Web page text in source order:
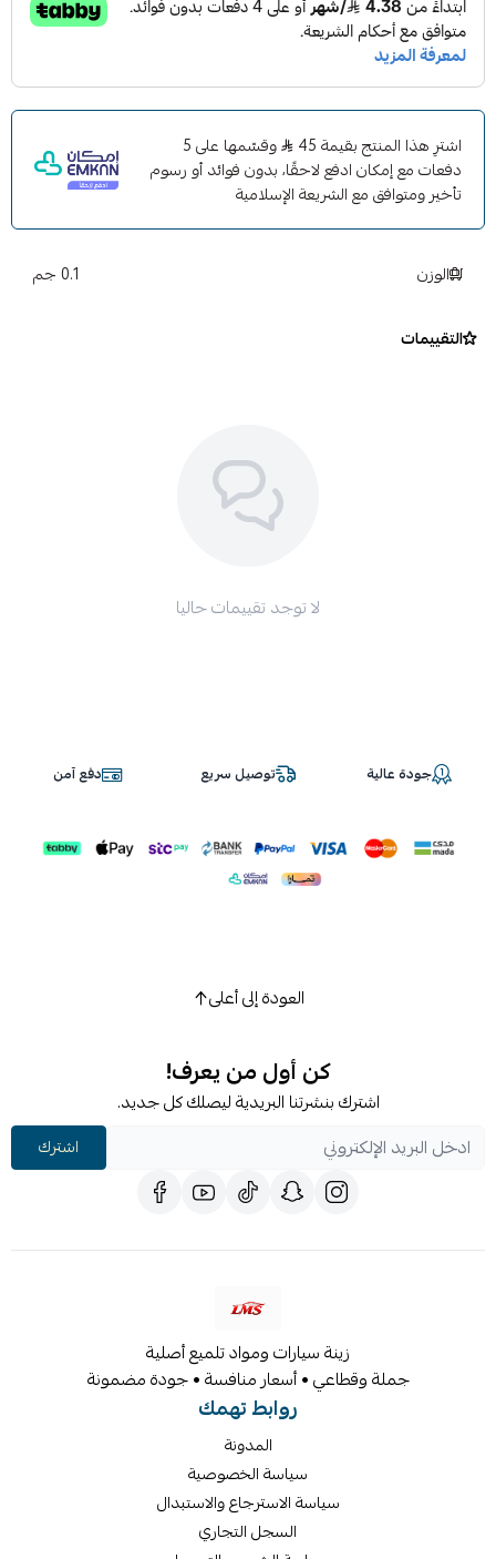
اشترِ هذا المنتج بقيمة 45
وقسّمها على 5
دفعات مع إمكان ادفع لاحقًا، بدون فوائد أو رسوم
تأخير ومتوافق مع الشريعة الإسلامية
الوزن 0.1 جم
التقييمات
لا توجد تقييمات حاليا
جودة عالية توصيل سريع دفع آمن
العودة إلى أعلى
كن أول من يعرف!
اشترك بنشرتنا البريدية ليصلك كل جديد.
اشترك
زينة سيارات ومواد تلميع أصلية
جملة وقطاعي • أسعار منافسة • جودة مضمونة
روابط تهمك
المدونة
سياسة الخصوصية
سياسة الاسترجاع والاستبدال
السجل التجاري